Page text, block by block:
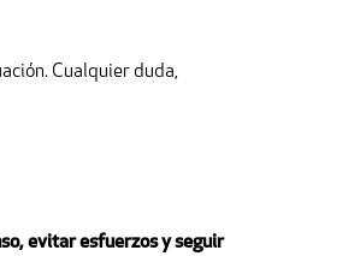
Cualquier duda,
evitar esfuerzos y seguir